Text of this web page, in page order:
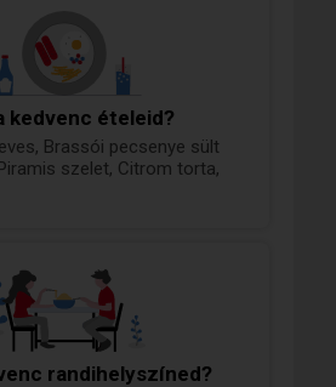
kedvenc ételeid?
Brassói pecsenye sült
szelet, Citrom torta,
randihelyszíned?